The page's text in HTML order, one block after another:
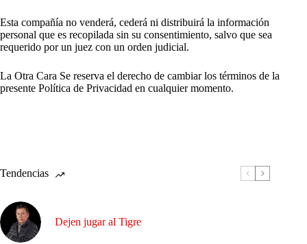
Esta compañía no venderá, cederá ni distribuirá la información
personal que es recopilada sin su consentimiento, salvo que sea
requerido por un juez con un orden judicial.
La Otra Cara Se reserva el derecho de cambiar los términos de la
presente Política de Privacidad en cualquier momento.
Tendencias
Dejen jugar al Tigre